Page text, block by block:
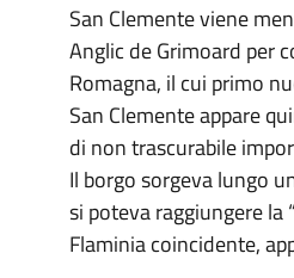
San Clemente viene
Anglic de Grimoard per
Romagna, il cui primo
San Clemente appare
di non trascurabile
Il borgo sorgeva lungo
si poteva raggiungere la
Flaminia coincidente,